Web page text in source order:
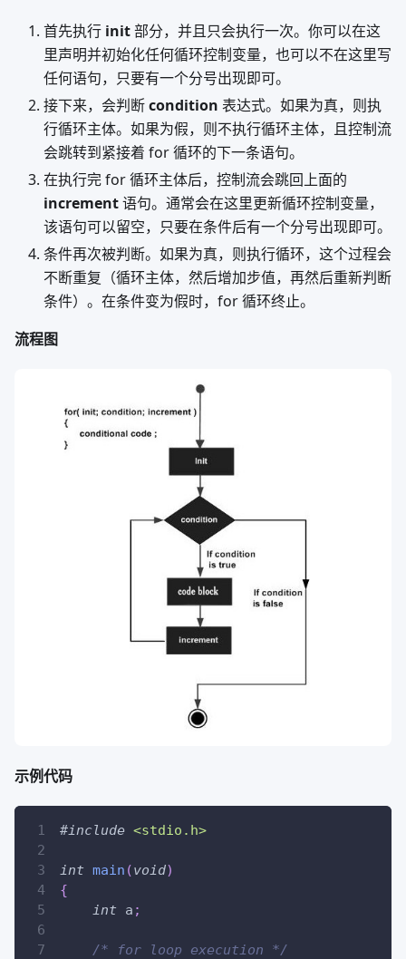
首先执行 init部分，并且只会执行一次。你可以在这
里声明并初始化任何循环控制变量，也可以不在这里写
任何语句，只要有一个分号出现即可。
接下来，会判断condition 表达式。如果为真，则执
行循环主体。如果为假，则不执行循环主体，且控制流
会跳转到紧接着 for 循环的下一条语句。
在执行完 for 循环主体后，控制流会跳回上面的
increment语句。通常会在这里更新循环控制变量，
该语句可以留空，只要在条件后有一个分号出现即可。
条件再次被判断。如果为真，则执行循环，这个过程会
不断重复（循环主体，然后增加步值，再然后重新判断
条件）。在条件变为假时，for 循环终止。
流程图
示例代码
#include <stdio.h>
int main (void)
{
int a ;
/* for loop execution */